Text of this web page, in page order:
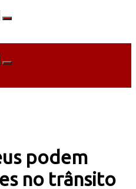
podem
no trânsito